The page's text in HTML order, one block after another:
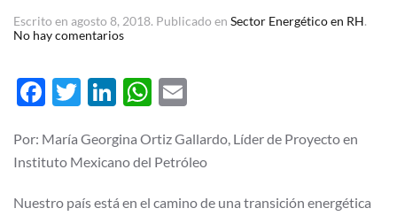
Escrito en agosto 8, 2018. Publicado en Sector Energético en RH.
No hay comentariosen
Recursos
Humanos
en
Industria
de
Energía
Facebook
Twitter
LinkedIn
WhatsApp
Por: María Georgina Ortiz Gallardo, Líder de Proyecto en
Instituto Mexicano del Petróleo
Nuestro país está en el camino de una transición energética